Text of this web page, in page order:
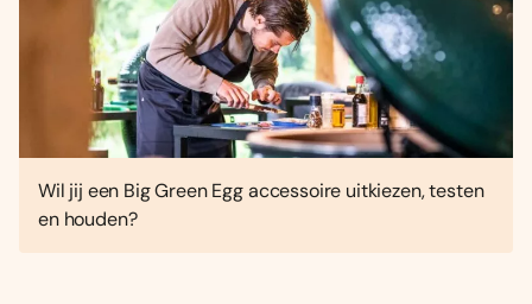
Wil jij een Big Green Egg accessoire uitkiezen, testen
en houden?